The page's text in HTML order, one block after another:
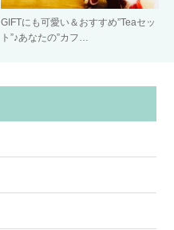
GIFTにも可愛い＆おすすめ”Teaセッ
ト”♪あなたの”カフ…